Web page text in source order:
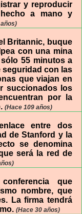
y reproducir
a mano y
Britannic, buque
con una mina
55 minutos a
seguridad con las
que viajan en
succionados los
por la
(Hace 109 años)
entre dos
de Stanford y la
se denomina
será la red de
que
nombre, que
La firma tendrá
(Hace 30 años)